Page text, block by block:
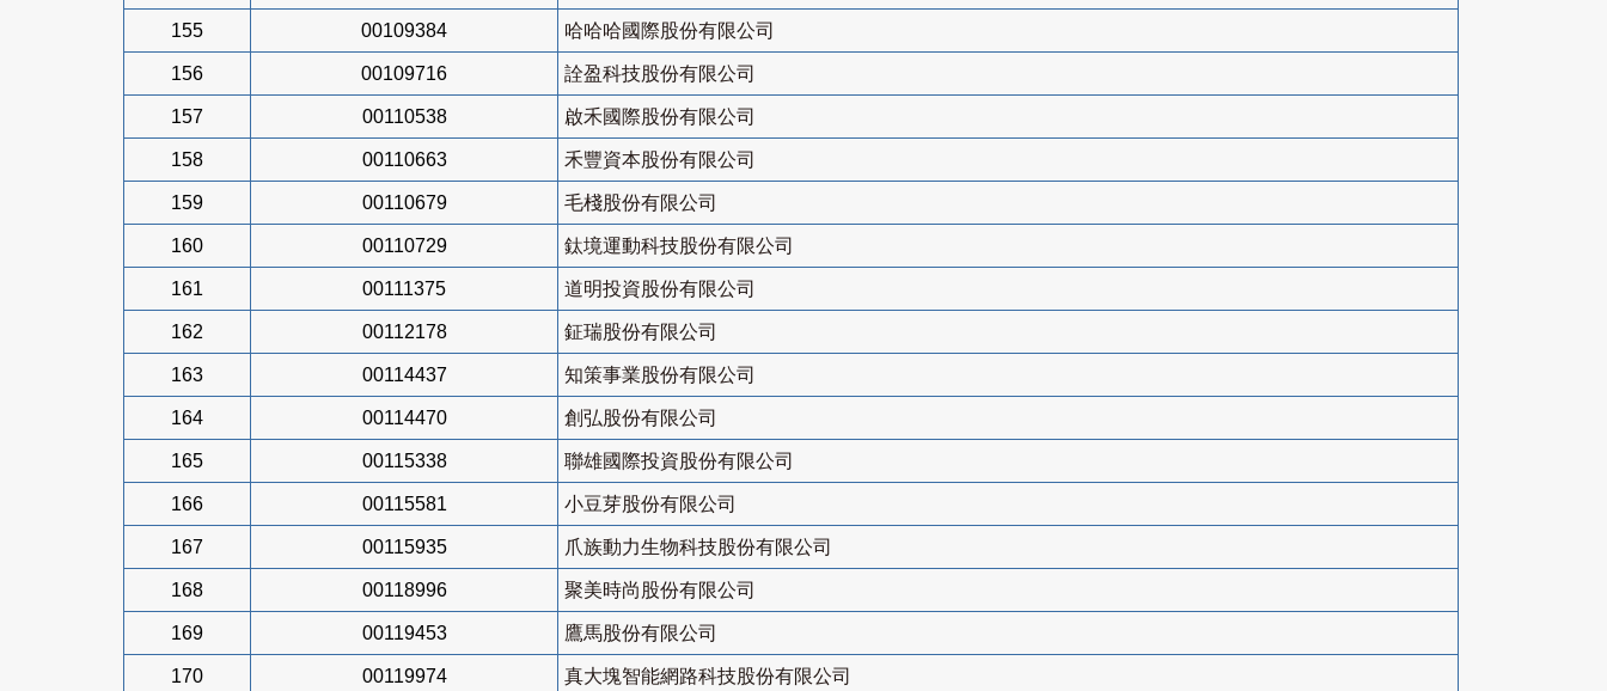
155 00109384 哈哈哈國際股份有限公司
156 00109716 詮盈科技股份有限公司
157 00110538 啟禾國際股份有限公司
158 00110663 禾豐資本股份有限公司
159 00110679 毛棧股份有限公司
160 00110729 鈦境運動科技股份有限公司
161 00111375 道明投資股份有限公司
162 00112178 鉦瑞股份有限公司
163 00114437 知策事業股份有限公司
164 00114470 創弘股份有限公司
165 00115338 聯雄國際投資股份有限公司
166 00115581 小豆芽股份有限公司
167 00115935 爪族動力生物科技股份有限公司
168 00118996 聚美時尚股份有限公司
169 00119453 鷹馬股份有限公司
170 00119974 真大塊智能網路科技股份有限公司